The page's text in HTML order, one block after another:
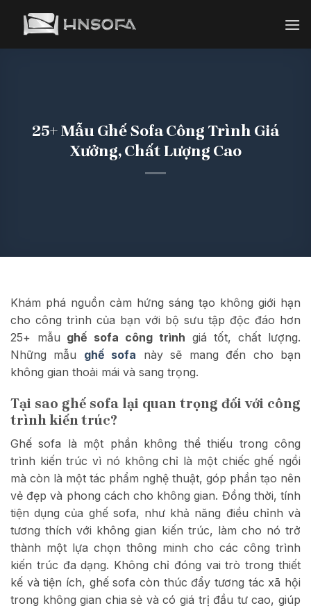
25+ Mẫu Ghế Sofa Công Trình Giá
Xưởng, Chất Lượng Cao
Khám phá nguồn cảm hứng sáng tạo không giới hạn
cho công trình của bạn với bộ sưu tập độc đáo hơn
25+ mẫu ghế sofa công trình giá tốt, chất lượng.
Những mẫu ghế sofa này sẽ mang đến cho bạn
không gian thoải mái và sang trọng.
Tại sao ghế sofa lại quan trọng đối với công
trình kiến trúc?
Ghế sofa là một phần không thể thiếu trong công
trình kiến trúc vì nó không chỉ là một chiếc ghế ngồi
mà còn là một tác phẩm nghệ thuật, góp phần tạo nên
vẻ đẹp và phong cách cho không gian. Đồng thời, tính
tiện dụng của ghế sofa, như khả năng điều chỉnh và
tương thích với không gian kiến trúc, làm cho nó trở
thành một lựa chọn thông minh cho các công trình
kiến trúc đa dạng. Không chỉ đóng vai trò trong thiết
kế và tiện ích, ghế sofa còn thúc đẩy tương tác xã hội
trong không gian chia sẻ và có giá trị đầu tư cao, giúp